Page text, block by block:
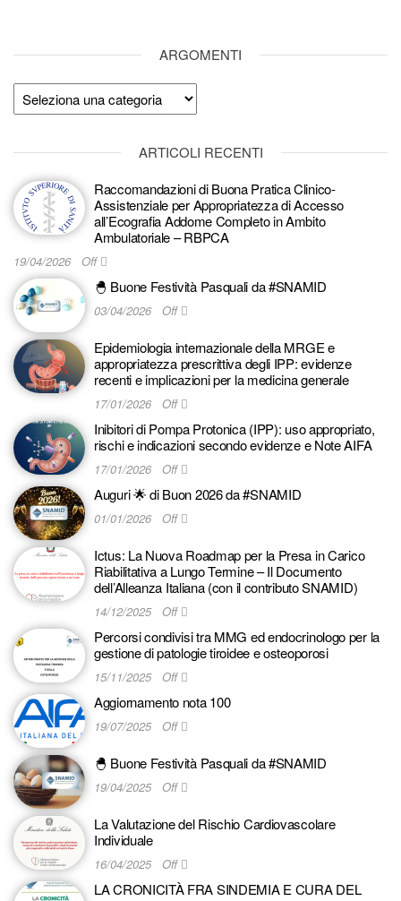
ARGOMENTI
Argomenti
ARTICOLI RECENTI
Raccomandazioni di Buona Pratica Clinico-
Assistenziale per Appropriatezza di Accesso
all’Ecografia Addome Completo in Ambito
Ambulatoriale – RBPCA
19/04/2026 Off
🐣 Buone Festività Pasquali da #SNAMID
03/04/2026 Off
Epidemiologia internazionale della MRGE e
appropriatezza prescrittiva degli IPP: evidenze
recenti e implicazioni per la medicina generale
17/01/2026 Off
Inibitori di Pompa Protonica (IPP): uso appropriato,
rischi e indicazioni secondo evidenze e Note AIFA
17/01/2026 Off
Auguri 🌟 di Buon 2026 da #SNAMID
01/01/2026 Off
Ictus: La Nuova Roadmap per la Presa in Carico
Riabilitativa a Lungo Termine – Il Documento
dell’Alleanza Italiana (con il contributo SNAMID)
14/12/2025 Off
Percorsi condivisi tra MMG ed endocrinologo per la
gestione di patologie tiroidee e osteoporosi
15/11/2025 Off
Aggiornamento nota 100
19/07/2025 Off
🐣 Buone Festività Pasquali da #SNAMID
19/04/2025 Off
La Valutazione del Rischio Cardiovascolare
Individuale
16/04/2025 Off
LA CRONICITÀ FRA SINDEMIA E CURA DEL